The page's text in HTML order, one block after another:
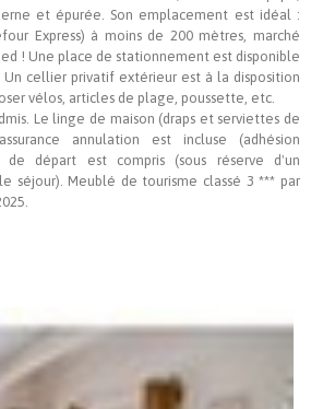
et épurée. Son emplacement est idéal :
Express) à moins de 200 mètres, marché
! Une place de stationnement est disponible
cellier privatif extérieur est à la disposition
vélos, articles de plage, poussette, etc.
Le linge de maison (draps et serviettes de
annulation est incluse (adhésion
de départ est compris (sous réserve d'un
séjour). Meublé de tourisme classé 3 *** par